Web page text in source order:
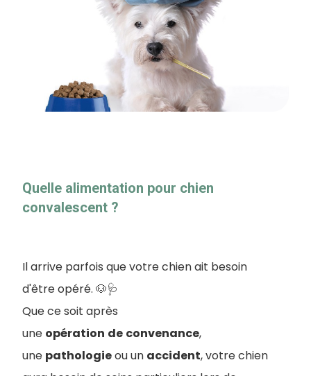
Quelle alimentation pour chien
convalescent ?
Il arrive parfois que votre chien ait besoin
d'être opéré. 🐶🩺
Que ce soit après
une opération de convenance,
une pathologieou un accident, votre chien